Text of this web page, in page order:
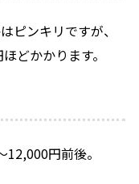
ピンキリですが、
どかかります。
円前後。